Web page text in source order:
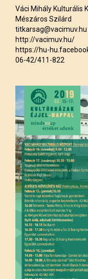
Váci Mihály Kulturális
Mészáros Szilárd
titkarsag@vacimuv.hu
http://vacimuv.hu/
https://hu-
06-42/411-822